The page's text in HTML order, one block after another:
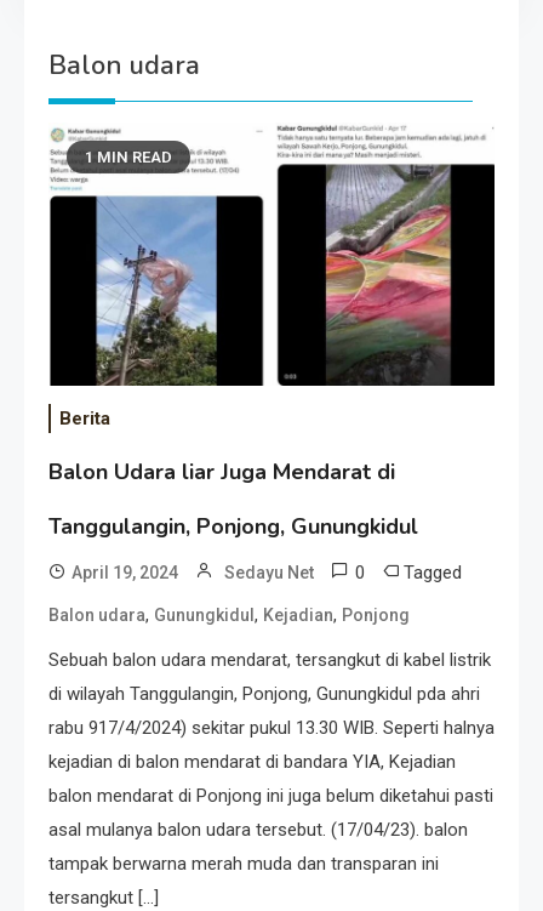
Balon udara
1 MIN READ
Berita
Balon Udara liar Juga Mendarat di
Tanggulangin, Ponjong, Gunungkidul
April 19, 2024 Sedayu Net 0 Tagged
Balon udara, Gunungkidul , Kejadian, Ponjong
Sebuah balon udara mendarat, tersangkut di kabel listrik
di wilayah Tanggulangin, Ponjong, Gunungkidul pda ahri
rabu 917/4/2024) sekitar pukul 13.30 WIB. Seperti halnya
kejadian di balon mendarat di bandara YIA, Kejadian
balon mendarat di Ponjong ini juga belum diketahui pasti
asal mulanya balon udara tersebut. (17/04/23). balon
tampak berwarna merah muda dan transparan ini
tersangkut […]